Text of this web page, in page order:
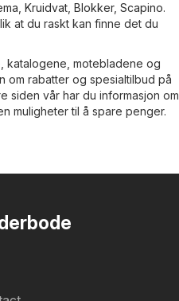
Kruidvat Blokker, Scapino.
at du raskt kan finne det du
katalogene, motebladene og
om rabatter og spesialtilbud på
siden vår har du informasjon om
muligheter til å spare penger.